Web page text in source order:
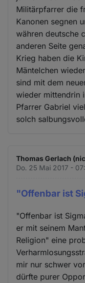
Militärpfarrer die
Kanonen segnen
währen deutsche
anderen Seite
Krieg haben die
Mäntelchen
sind mit dem
wieder mittendrin
Pfarrer Gabriel
solch
Thomas Gerlach
Do. 25 Mai 2017 -
"Offenbar ist
"Offenbar ist
er mit seinem
Religion" eine
mir nur schwer
dürfte purer